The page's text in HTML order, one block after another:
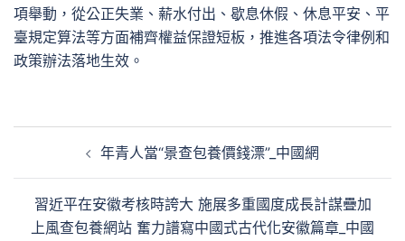
項舉動，從公正失業、薪水付出、歇息休假、休息平安、平
臺規定算法等方面補齊權益保證短板，推進各項法令律例和
政策辦法落地生效。
年青人當“景查包養價錢漂”_中國網
習近平在安徽考核時誇大 施展多重國度成長計謀疊加
上風查包養網站 奮力譜寫中國式古代化安徽篇章_中國